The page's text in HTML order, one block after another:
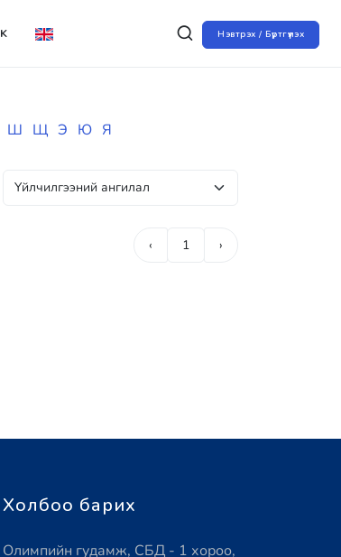
Нэвтрэх / Бүртгүүлэх
K
Ш Щ Э Ю Я
‹ 1 ›
Холбоо барих
Олимпийн гудамж, СБД - 1 хороо,